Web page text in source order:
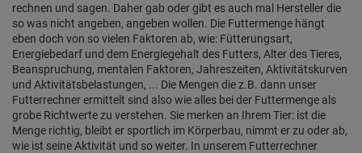
rechnen und sagen. Daher gab oder gibt es auch mal Hersteller die
so was nicht angeben, angeben wollen. Die Futtermenge hängt
eben doch von so vielen Faktoren ab, wie: Fütterungsart,
Energiebedarf und dem Energiegehalt des Futters, Alter des Tieres,
Beanspruchung, mentalen Faktoren, Jahreszeiten, Aktivitätskurven
und Aktivitätsbelastungen, ... Die Mengen die z.B. dann unser
Futterrechner ermittelt sind also wie alles bei der Futtermenge als
grobe Richtwerte zu verstehen. Sie merken an Ihrem Tier: ist die
Menge richtig, bleibt er sportlich im Körperbau, nimmt er zu oder ab,
wie ist seine Aktivität und so weiter. In unserem Futterrechner